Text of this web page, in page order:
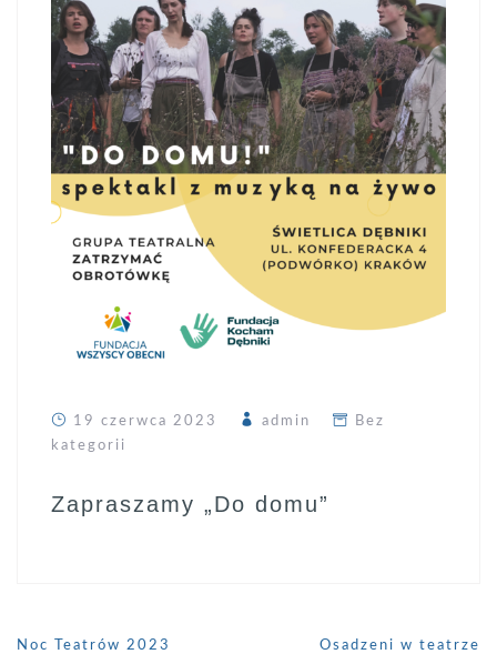
19 czerwca 2023 admin
Bez
kategorii
Zapraszamy „Do domu”
Noc Teatrów 2023 Osadzeni w teatrze